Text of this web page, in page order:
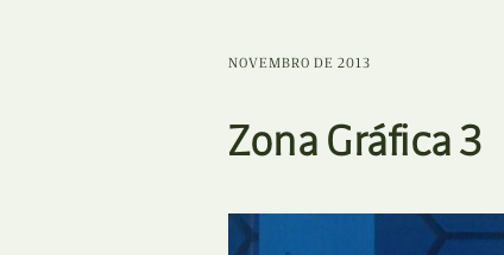
NOVEMBRO DE 2013
Zona Gráfica 3